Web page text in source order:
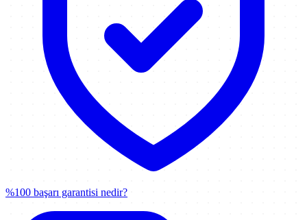
%100 başarı garantisi nedir?